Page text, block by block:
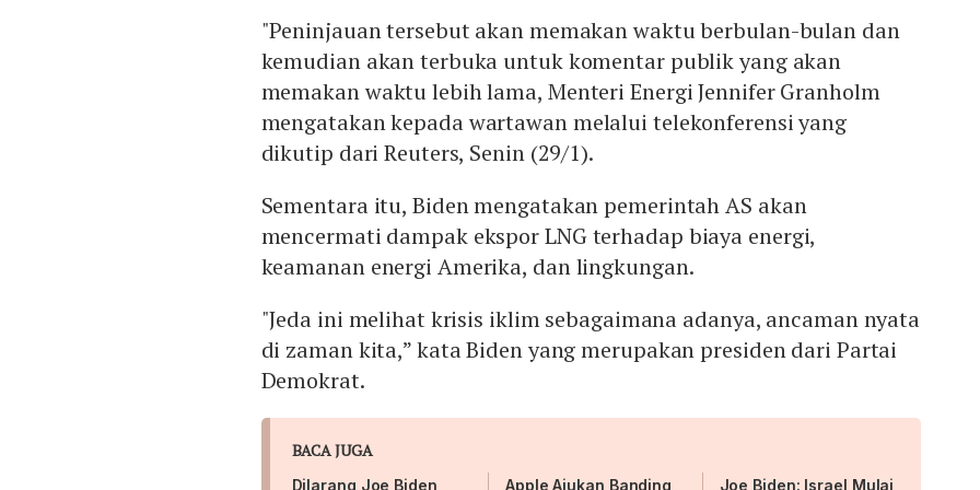
"Peninjauan tersebut akan memakan waktu berbulan-bulan dan
kemudian akan terbuka untuk komentar publik yang akan
memakan waktu lebih lama, Menteri Energi Jennifer Granholm
mengatakan kepada wartawan melalui telekonferensi yang
dikutip dari Reuters, Senin (29/1).
Sementara itu, Biden mengatakan pemerintah AS akan
mencermati dampak ekspor LNG terhadap biaya energi,
keamanan energi Amerika, dan lingkungan.
"Jeda ini melihat krisis iklim sebagaimana adanya, ancaman nyata
di zaman kita,” kata Biden yang merupakan presiden dari Partai
Demokrat.
BACA JUGA
Dilarang Joe Biden, Apple Ajukan Banding Joe Biden: Israel Mulai